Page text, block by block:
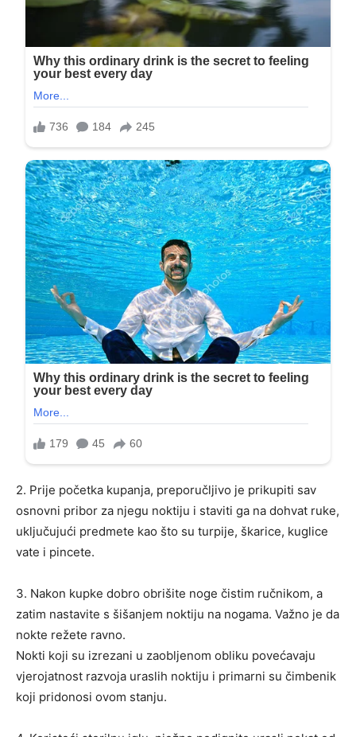
2. Prije početka kupanja, preporučljivo je prikupiti sav
osnovni pribor za njegu noktiju i staviti ga na dohvat ruke,
uključujući predmete kao što su turpije, škarice, kuglice
vate i pincete.
3. Nakon kupke dobro obrišite noge čistim ručnikom, a
zatim nastavite s šišanjem noktiju na nogama. Važno je da
nokte režete ravno.
Nokti koji su izrezani u zaobljenom obliku povećavaju
vjerojatnost razvoja uraslih noktiju i primarni su čimbenik
koji pridonosi ovom stanju.